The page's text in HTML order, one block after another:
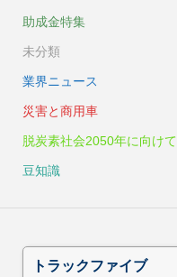
助成金特集
未分類
業界ニュース
災害と商用車
脱炭素社会2050年に向けて
豆知識
トラックファイブ